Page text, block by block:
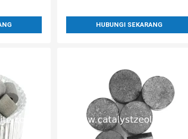
HUBUNGI SEKARANG